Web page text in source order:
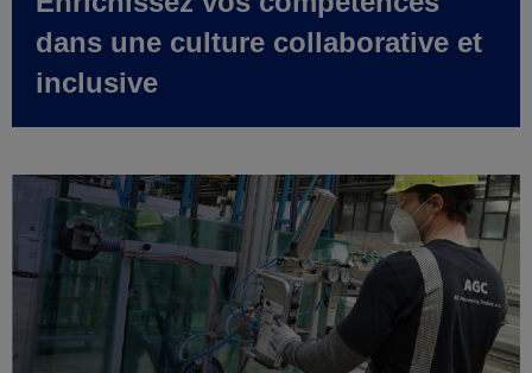
dans une culture collaborative et
inclusive